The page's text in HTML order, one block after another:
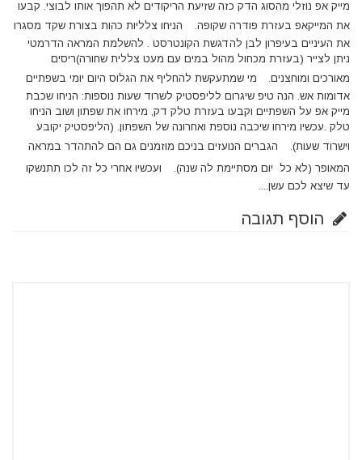
מייק אפ נוזלי מהסוג הדק כזה שזיעת הריקודים לא תהפוך אותו לבוצי. קבעו
את המייקאפ בעזרת פודרה שקופה.
הניחו צלליות כהות בצורת שקד מסגרו
את העיניים בעיפרון לבן להדגשת הקונטרסט . להשלמת המראה הדרמטי
ניתן לצייר (בעזרת מכחול מהול במים עם מעט צללית שחורה)ריסים
מאורכים ומוחצנים.
מי שמתעקשת להחליף את הגלוס היום יומי בשפתיים
אדומות אש. הנה טיפ שיגרום לליפסטיק לשרוד שעות נוספות: הניחו שכבת
מייק אפ על השפתיים וקבעו בעזרת טלק דק, מירחו את שפתון ושוב הניחו
טלק .עכשיו מירחו שיכבה נוספת ואחרונה של השפתון. (הליפסטיק יקובע
וישרוד שעות).
הגברים הנועזים בניכם מוזמנים גם הם להתהדר במראה
המאופר (לא כל יום מסתיימת לה שנה).
ועכשיו אחרי כל זה לכו תתנשקו
עד שיצא לכם עשן....
הוסף תגובה